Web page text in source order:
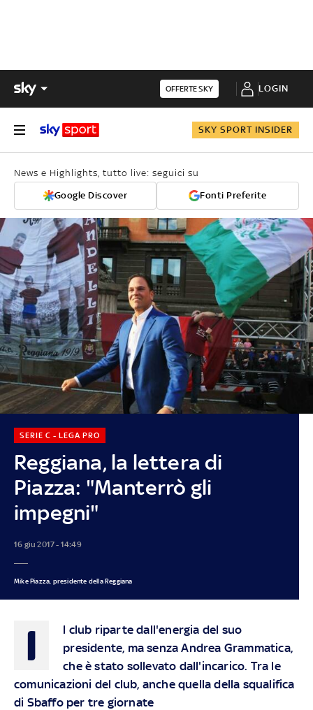
OFFERTE SKY LOGIN
SKY SPORT INSIDER
News e Highlights, tutto live: seguici su
Google Discover Fonti Preferite
Reggiana, la lettera di
Piazza: "Manterrò gli
impegni"
SERIE C - LEGA PRO
16 giu 2017 - 14:49
Mike Piazza, presidente della Reggiana
I
l club riparte dall'energia del suo
presidente, ma senza Andrea Grammatica,
che è stato sollevato dall'incarico. Tra le
comunicazioni del club, anche quella della squalifica
di Sbaffo per tre giornate